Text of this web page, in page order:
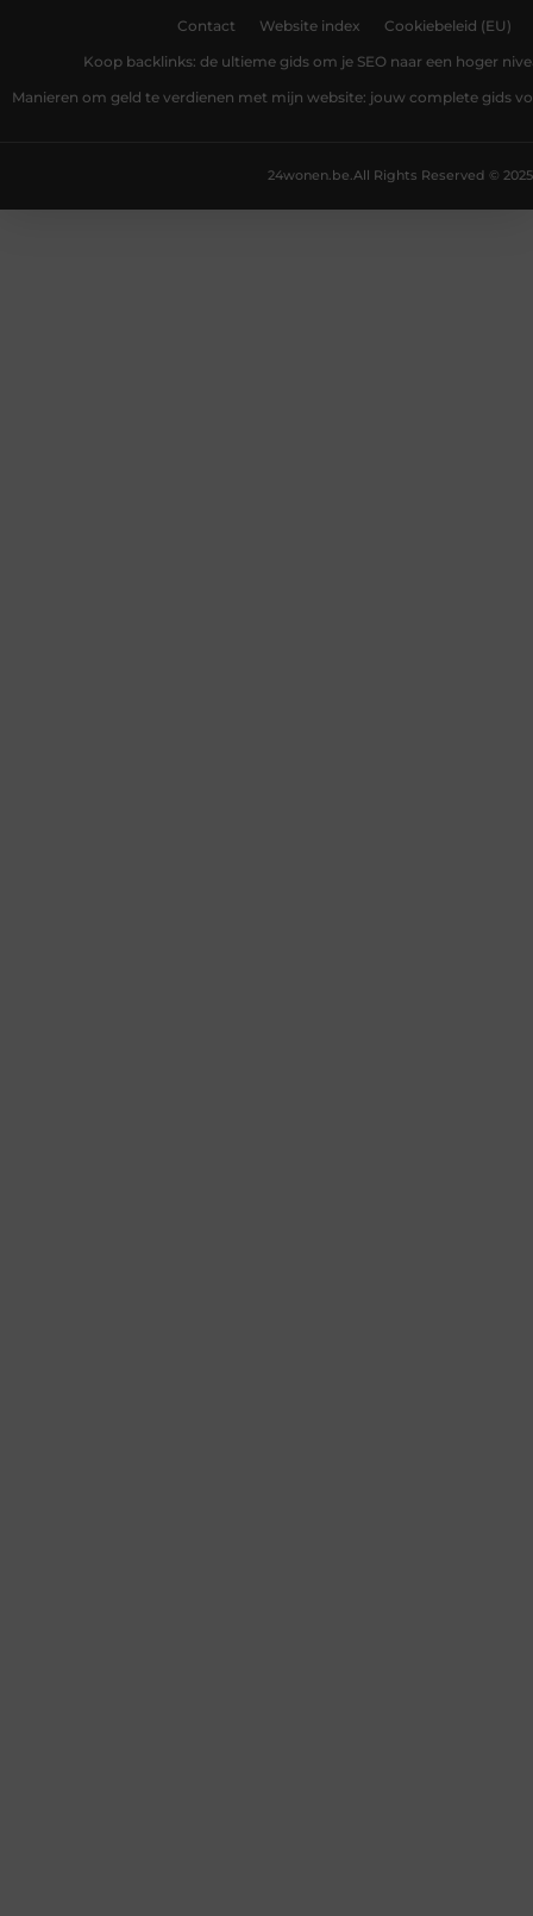
Contact Website index Cookiebeleid (EU)
Koop backlinks: de ultieme gids om je SEO naar een hoger
Manieren om geld te verdienen met mijn website: jouw complete gids
All Rights Reserved © 2025
24wonen.be.